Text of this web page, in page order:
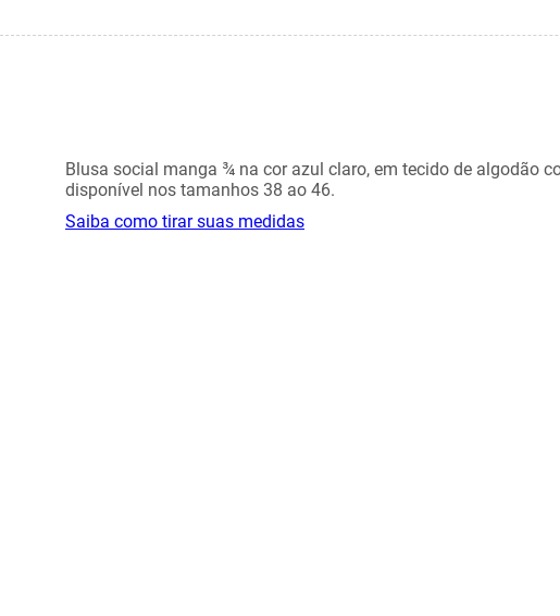
Blusa social manga ¾ na cor azul claro, em tecido de algodão
disponível nos tamanhos 38 ao 46.
Saiba como tirar suas medidas